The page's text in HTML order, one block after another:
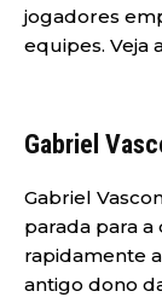
jogadores
equipes. Veja
Gabriel
Gabriel
parada para
rapidamente
antigo dono